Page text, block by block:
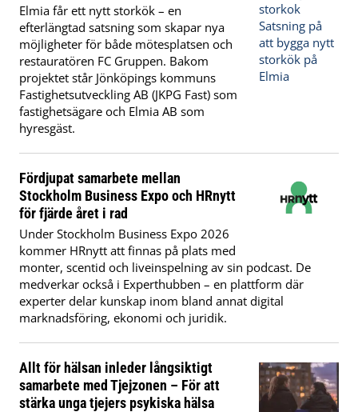
Elmia får ett nytt storkök – en
efterlängtad satsning som skapar nya
möjligheter för både mötesplatsen och
restauratören FC Gruppen. Bakom
projektet står Jönköpings kommuns
Fastighetsutveckling AB (JKPG Fast) som
fastighetsägare och Elmia AB som
hyresgäst.
Fördjupat samarbete mellan
Stockholm Business Expo och HRnytt
för fjärde året i rad
Under Stockholm Business Expo 2026
kommer HRnytt att finnas på plats med
monter, scentid och liveinspelning av sin podcast. De
medverkar också i Experthubben – en plattform där
experter delar kunskap inom bland annat digital
marknadsföring, ekonomi och juridik.
Allt för hälsan inleder långsiktigt
samarbete med Tjejzonen – För att
stärka unga tjejers psykiska hälsa